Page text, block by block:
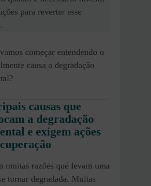
para reverter esse
começar entendendo o
causa a degradação
causas que
a degradação
e exigem ações
muitas razões que levam uma
tornar degradada. Muitas